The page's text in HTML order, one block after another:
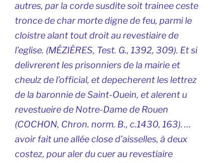
autres, par la corde susdite soit trainee ceste
tronce de char morte digne de feu, parmi le
cloistre alant tout droit au revestiaire de
l’eglise. (MÉZIÈRES, Test. G., 1392, 309). Et si
delivrerent les prisonniers de la mairie et
cheulz de l’official, et depecherent les lettrez
de la baronnie de Saint-Ouein, et alerent u
revestueire de Notre-Dame de Rouen
(COCHON, Chron. norm. B., c.1430, 163). …
avoir fait une allée close d’aisselles, à deux
costez, pour aler du cuer au revestiaire